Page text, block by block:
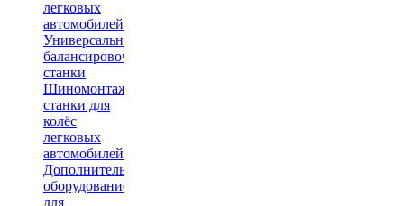
легковых
автомобилей
Универсальные
балансировочные
станки
Шиномонтажные
станки для
колёс
легковых
автомобилей
Дополнительное
оборудование
для